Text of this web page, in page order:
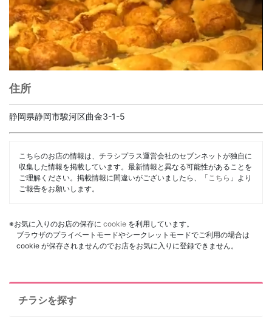
住所
静岡県静岡市駿河区曲金3-1-5
こちらのお店の情報は、チラシプラス運営会社のセブンネットが独自に
収集した情報を掲載しています。最新情報と異なる可能性があることを
ご理解ください。掲載情報に間違いがございましたら、「 こちら 」より
ご報告をお願いします。
※お気に入りのお店の保存に cookie を利用しています。
ブラウザのプライベートモードやシークレットモードでご利用の場合は
cookie が保存されませんのでお店をお気に入りに登録できません。
チラシを探す